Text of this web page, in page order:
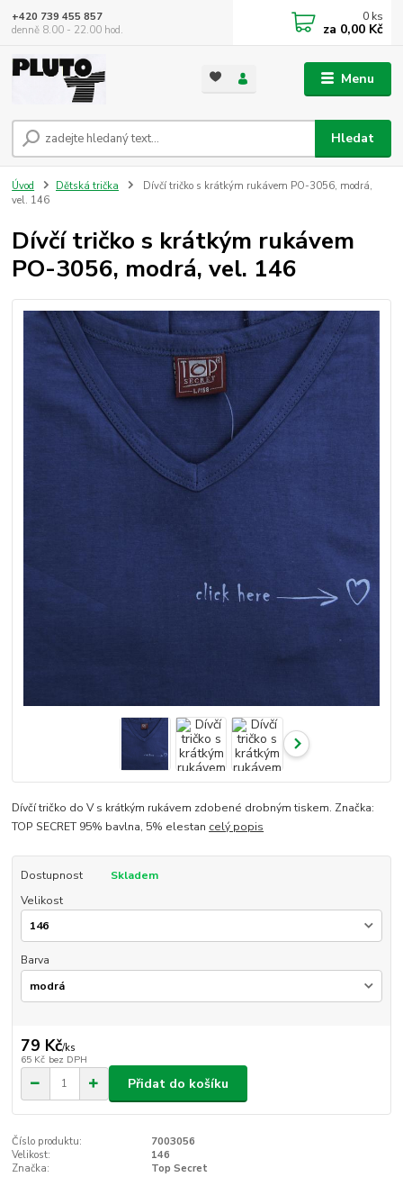
Menu
Hledat
+420 739 455 857
denně 8.00 - 22.00 hod.
0 ks
za 0,00 Kč
Úvod Dětská trička
Dívčí tričko s krátkým rukávem PO-3056, modrá,
vel. 146
Dívčí tričko s krátkým rukávem
PO-3056, modrá, vel. 146
Dívčí tričko do V s krátkým rukávem zdobené drobným tiskem. Značka:
TOP SECRET 95% bavlna, 5% elestan celý popis
Dostupnost
Skladem
Velikost
Barva
79 Kč/ks
65 Kč bez DPH
Přidat do košíku
Číslo produktu:
7003056
Velikost:
146
Značka:
Top Secret